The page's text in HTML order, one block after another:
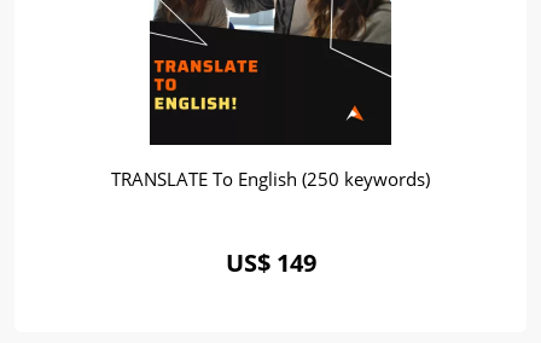
TRANSLATE To English (250 keywords)
US$ 149